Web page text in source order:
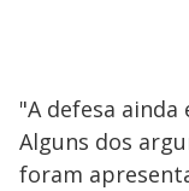
"A defesa ainda
Alguns dos
foram